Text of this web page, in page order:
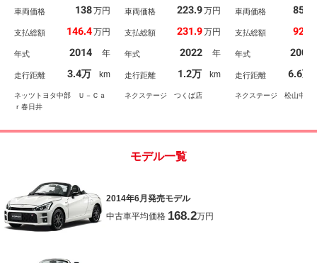
ＴＣ ＣＤ ミュージッ
ＶＤ再生 ＬＥＤヘッド
キーレス アイドリング
車両価格 138万円
支払総額 146.4万円
年式 2014 年
走行距離 3.4万 km
ネッツトヨタ中部 Ｕ－Ｃａ
ｒ春日井
クカメラ 禁煙車 革シ
ー スマートキー ＬＥ
トライト オートエアコ
ン ＥＴＣ 純正１６イ
ンチＡＷ Ｂｌｕｅｔｏ
ｏｔｈ再生 盗難防止シ
ステム
車両価格 223.9万円
支払総額 231.9万円
年式 2022 年
走行距離 1.2万 km
ネクステージ つくば店
イブレコーダー Ｈ
インチアルミホイ
ルーフ パワーステ
ング パワーウィン
スイッチ
車両価格 85.2
支払総額 92.8
年式 2008
走行距離 6.6万
ネクステージ 松山中央
モデル一覧
2014年6月発売モデル
中古車平均価格 168.2万円